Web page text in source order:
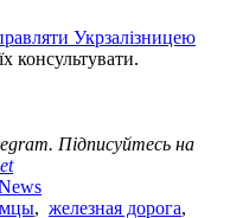
Укрзалізницею
консультувати.
Підписуйтесь на
, железная дорога,